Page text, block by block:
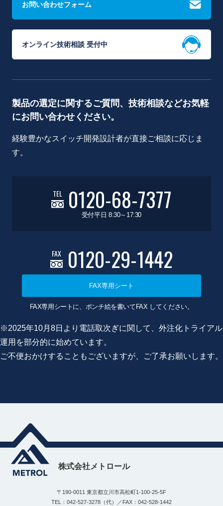
お問い合わせフォーム
オンライン技術相談 受付中
製品の選定に関するご質問、技術相談などお気軽
にお問い合わせください。
経験豊かなスイッチ開発設計者が直接ご相談に応じま
す。
TEL 0120-68-7377
受付平日 8:30～17:30
FAX 0120-29-1442
FAX専用シート
FAX専用シートに、ポンチ絵を書いてFAX してください。
※2025年10月8日より電話取次ぎに関して、外注化トライアル
運用を部分的に始めています。
ご不便おかけすることもございますが、ご了承お願いします。
株式会社メトロール
〒190-0011 東京都立川市高松町1-100-25-5F
TEL：042-527-3278（代）／FAX：042-528-1442